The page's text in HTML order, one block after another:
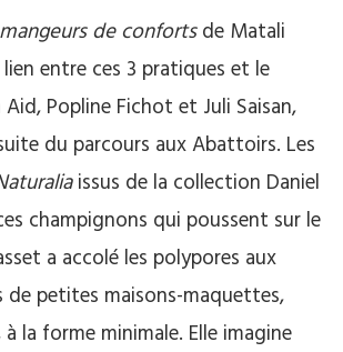
de confortsde Matali
entre ces 3 pratiques et le
Popline Fichot et Juli Saisan,
du parcours aux Abattoirs. Les
issus de la collection Daniel
champignons qui poussent sur le
a accolé les polypores aux
de petites maisons-maquettes,
la forme minimale. Elle imagine